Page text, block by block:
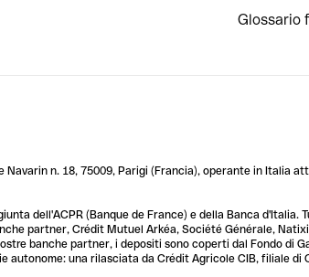
Glossario
n. 18, 75009, Parigi (Francia), operante in Italia
dell'ACPR (Banque de France) e della Banca d'Italia.
partner, Crédit Mutuel Arkéa, Société Générale,
banche partner, i depositi sono coperti dal Fondo di
una rilasciata da Crédit Agricole CIB, filiale di